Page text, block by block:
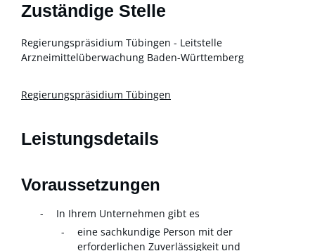
Zuständige Stelle
Regierungspräsidium Tübingen - Leitstelle
Arzneimittelüberwachung Baden-Württemberg
Regierungspräsidium Tübingen
Leistungsdetails
Voraussetzungen
In Ihrem Unternehmen gibt es
eine sachkundige Person mit der
erforderlichen Zuverlässigkeit und